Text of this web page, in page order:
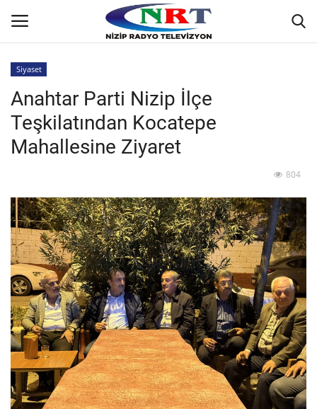
Ana
GÜNDEM
Siyaset
Ekonomi
Yaşam
Spor
EĞİTİM
Resmiilan
Siyaset
Anahtar Parti Nizip İlçe
Teşkilatından Kocatepe
Mahallesine Ziyaret
804